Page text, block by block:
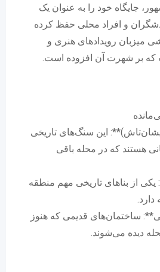
جایگاه خود را به عنوان یک
و افراد محلی حفظ کرده
میزبان رویدادهای هنری و
بر شهرت آن افزوده است.
این سنگ‌های تاریخی
هستند که در محله باقی
از بناهای تاریخی مهم منطقه
ساختمان‌های قدیمی که هنوز
دیده می‌شوند.